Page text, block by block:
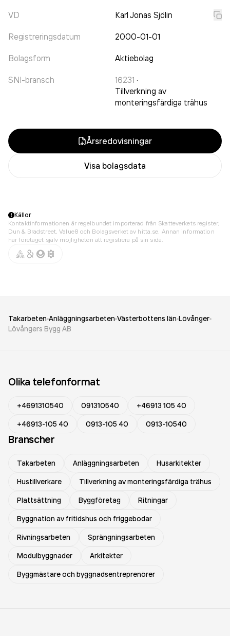
VD Karl Jonas Sjölin
Registreringsdatum 2000-01-01
Bolagsform Aktiebolag
SNI-bransch 16231 ·
Tillverkning av
monteringsfärdiga trähus
Årsredovisningar
Visa bolagsdata
Källor
Kontaktinformationen är regelbundet importerad från Skatteverkets register,
Dun & Bradstreet, Value8 och Bolagsverket av hitta.se. Annan information
har företaget själv möjligheten att registrera på sin sida.
Takarbeten Anläggningsarbeten Västerbottens län Lövånger
Lövångers Bygg AB
Olika telefonformat
+4691310540 091310540
+46913 105 40
+46913-105 40
0913-105 40 0913-10540
Branscher
Takarbeten Anläggningsarbeten
Husarkitekter
Hustillverkare
Tillverkning av monteringsfärdiga trähus
Plattsättning
Byggföretag
Ritningar
Byggnation av fritidshus och friggebodar
Rivningsarbeten
Sprängningsarbeten
Modulbyggnader
Arkitekter
Byggmästare och byggnadsentreprenörer